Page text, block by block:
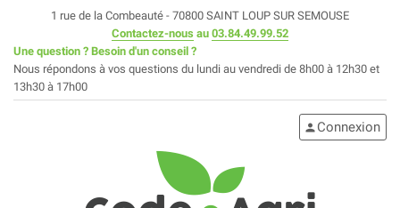
1 rue de la Combeauté - 70800 SAINT LOUP SUR SEMOUSE
Contactez-nous au 03.84.49.99.52
Une question ? Besoin d'un conseil ?
Nous répondons à vos questions du lundi au vendredi de 8h00 à 12h30 et
13h30 à 17h00
person Connexion